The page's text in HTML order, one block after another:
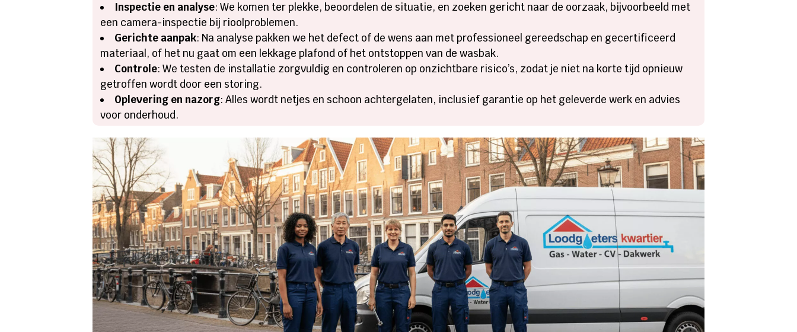
Inspectie en analyse: We komen ter plekke, beoordelen de situatie, en zoeken gericht naar de oorzaak, bijvoorbeeld met
een camera-inspectie bij rioolproblemen.
Gerichte aanpak: Na analyse pakken we het defect of de wens aan met professioneel gereedschap en gecertificeerd
materiaal, of het nu gaat om een lekkage plafond of het ontstoppen van de wasbak.
Controle: We testen de installatie zorgvuldig en controleren op onzichtbare risico’s, zodat je niet na korte tijd opnieuw
getroffen wordt door een storing.
Oplevering en nazorg: Alles wordt netjes en schoon achtergelaten, inclusief garantie op het geleverde werk en advies
voor onderhoud.